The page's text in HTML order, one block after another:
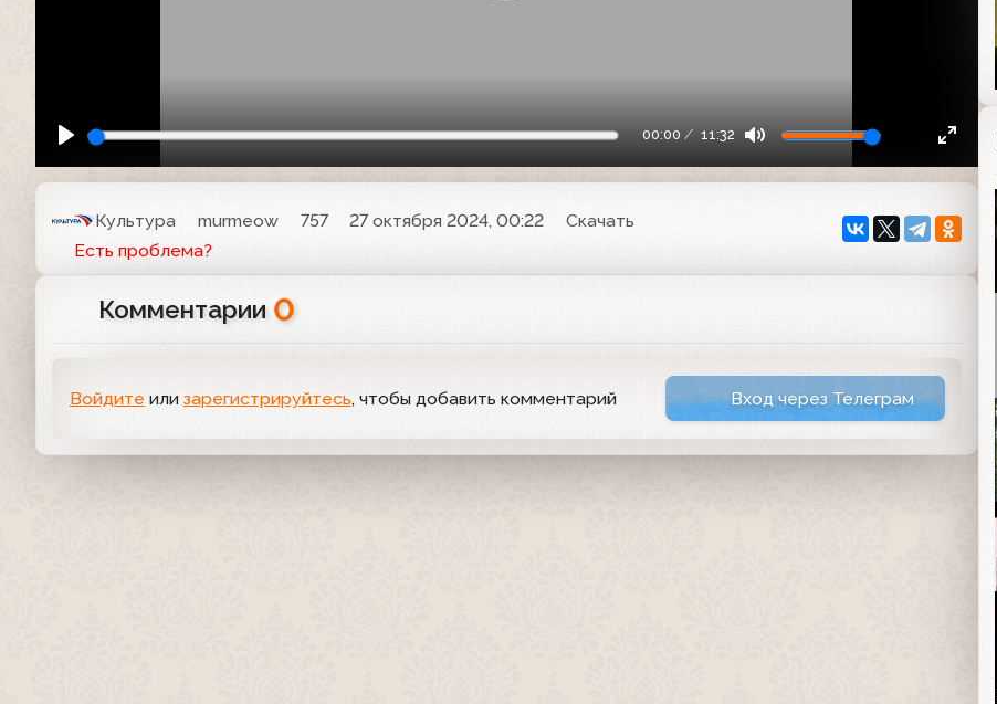
00:00 11:32
Культура murmeow 757 27 октября 2024, 00:22
Скачать
Есть проблема?
Комментарии 0
Войдите или зарегистрируйтесь, чтобы добавить комментарий Вход через Телеграм